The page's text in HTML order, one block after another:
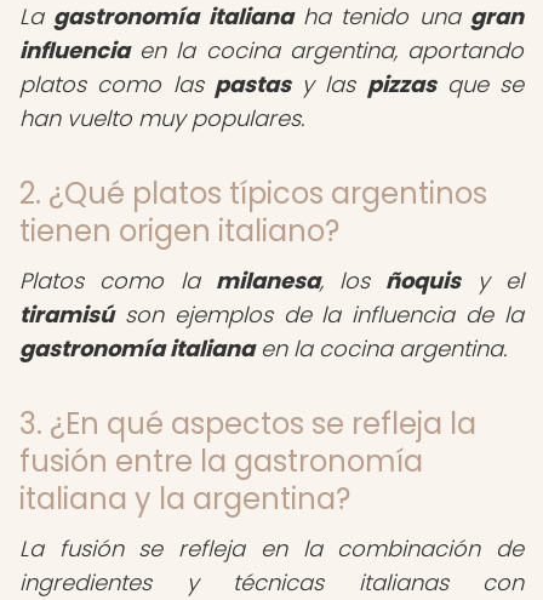
La gastronomía italianaha tenido una gran
influenciaen la cocina argentina, aportando
platos como las pastasy las pizzasque se
han vuelto muy populares.
2. ¿Qué platos típicos argentinos
tienen origen italiano?
Platos como la milanesa, los ñoquisy el
tiramisúson ejemplos de la influencia de la
gastronomía italianaen la cocina argentina.
3. ¿En qué aspectos se refleja la
fusión entre la gastronomía
italiana y la argentina?
La fusión se refleja en la combinación de
ingredientes y técnicas italianas con